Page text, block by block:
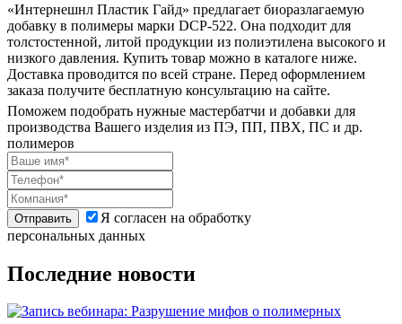
«Интернешнл Пластик Гайд» предлагает биоразлагаемую
добавку в полимеры марки DCP-522. Она подходит для
толстостенной, литой продукции из полиэтилена высокого и
низкого давления. Купить товар можно в каталоге ниже.
Доставка проводится по всей стране. Перед оформлением
заказа получите бесплатную консультацию на сайте.
Поможем подобрать нужные мастербатчи и добавки для
производства Вашего изделия из ПЭ, ПП, ПВХ, ПС и др.
полимеров
Отправить
Я согласен на обработку
персональных данных
Последние новости